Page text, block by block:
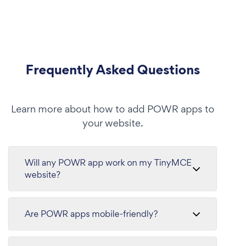
Frequently Asked Questions
Learn more about how to add POWR apps to
your website.
Will any POWR app work on my TinyMCE
website?
Are POWR apps mobile-friendly?